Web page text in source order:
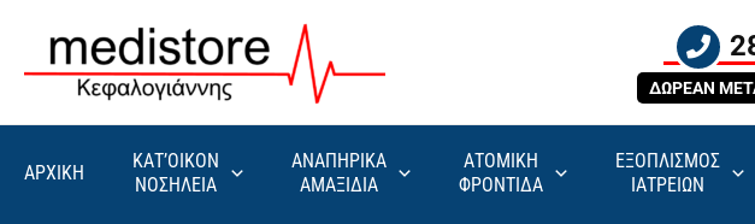
περιεχόμενο
ΔΩΡΕΑΝ
ΑΡΧΙΚΗ
ΚΑΤ’ΟΙΚΟΝ
ΝΟΣΗΛΕΙΑ
ΑΝΑΠΗΡΙΚΑ
ΑΜΑΞΙΔΙΑ
ΑΤΟΜΙΚΗ
ΦΡΟΝΤΙΔΑ
ΕΞΟΠΛΙΣΜΟΣ
ΙΑΤΡΕΙΩΝ